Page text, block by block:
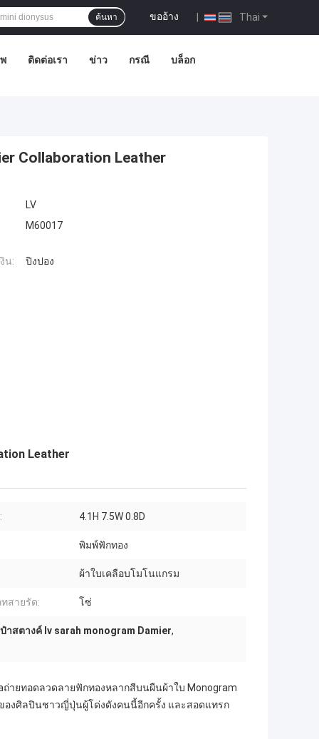
Thai
ขออ้าง |
ค้นหา
ติดต่อเรา ข่าว กรณี บล็อก
Collaboration Leather
LV
M60017
น:
ปิงปอง
Leather
4.1H 7.5W 0.8D
พิมพ์ฟักทอง
ผ้าใบเคลือบโมโนแกรม
สายรัด: โซ่
ป๋าสตางค์ lv sarah monogram Damier,
ถ่ายทอดลวดลายฟักทองหลากสีบนผืนผ้าใบ Monogram
องศิลปินชาวญี่ปุ่นผู้โด่งดังคนนี้อีกครั้ง และสอดแทรก